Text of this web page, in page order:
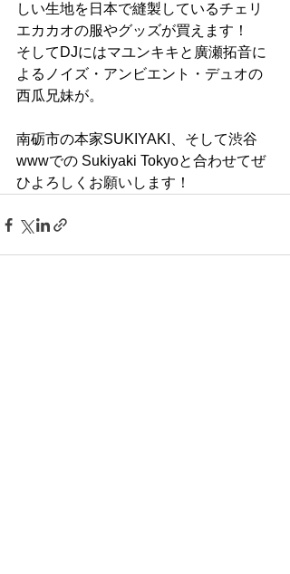
しい生地を日本で縫製しているチェリ
エカカオの服やグッズが買えます！
そしてDJにはマユンキキと廣瀬拓音に
よるノイズ・アンビエント・デュオの
西瓜兄妹が。
南砺市の本家SUKIYAKI、そして渋谷
wwwでの Sukiyaki Tokyoと合わせてぜ
ひよろしくお願いします！